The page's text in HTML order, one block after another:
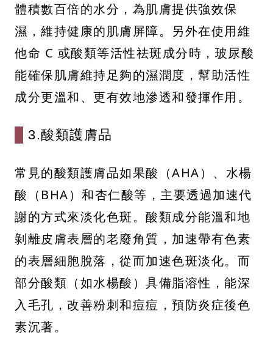
體積數百倍的水分，為肌膚提供強效保
濕，維持健康的肌膚屏障。另外在使用維
他命 C 或酸類等活性祛斑成分時，玻尿酸
能確保肌膚維持足夠的濕潤度，幫助活性
成分更溫和、更有效地滲透和發揮作用。
3.酸類護膚品
常見的酸類護膚品如果酸（AHA）、水楊
酸（BHA）和杏仁酸等，主要透過加速代
謝的方式來淡化色斑。酸類成分能溫和地
剝離皮膚表層的老廢角質，加速帶有色素
的表層細胞脫落，從而加速色斑淡化。而
部分酸類（如水楊酸）具備脂溶性，能深
入毛孔，改善粉刺和痘痘，預防炎症後色
素沉著。